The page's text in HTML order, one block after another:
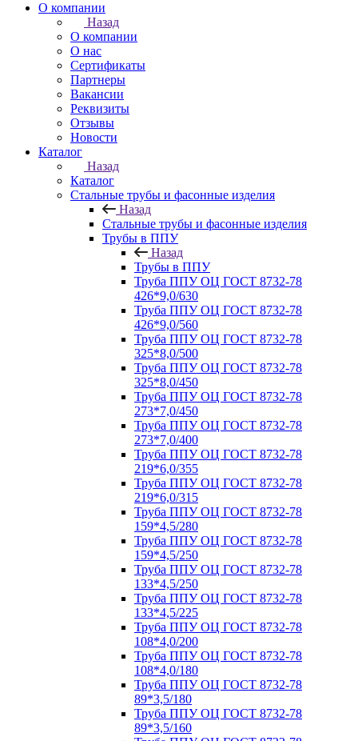
О компании
Назад
О компании
О нас
Сертификаты
Партнеры
Вакансии
Реквизиты
Отзывы
Новости
Каталог
Назад
Каталог
Стальные трубы и фасонные изделия
Назад
Стальные трубы и фасонные изделия
Трубы в ППУ
Назад
Трубы в ППУ
Труба ППУ ОЦ ГОСТ 8732-78
426*9,0/630
Труба ППУ ОЦ ГОСТ 8732-78
426*9,0/560
Труба ППУ ОЦ ГОСТ 8732-78
325*8,0/500
Труба ППУ ОЦ ГОСТ 8732-78
325*8,0/450
Труба ППУ ОЦ ГОСТ 8732-78
273*7,0/450
Труба ППУ ОЦ ГОСТ 8732-78
273*7,0/400
Труба ППУ ОЦ ГОСТ 8732-78
219*6,0/355
Труба ППУ ОЦ ГОСТ 8732-78
219*6,0/315
Труба ППУ ОЦ ГОСТ 8732-78
159*4,5/280
Труба ППУ ОЦ ГОСТ 8732-78
159*4,5/250
Труба ППУ ОЦ ГОСТ 8732-78
133*4,5/250
Труба ППУ ОЦ ГОСТ 8732-78
133*4,5/225
Труба ППУ ОЦ ГОСТ 8732-78
108*4,0/200
Труба ППУ ОЦ ГОСТ 8732-78
108*4,0/180
Труба ППУ ОЦ ГОСТ 8732-78
89*3,5/180
Труба ППУ ОЦ ГОСТ 8732-78
89*3,5/160